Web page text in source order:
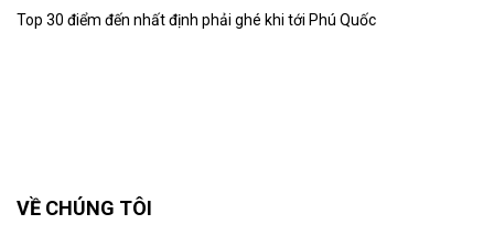
Top 30 điểm đến nhất định phải ghé khi tới Phú Quốc
VỀ CHÚNG TÔI